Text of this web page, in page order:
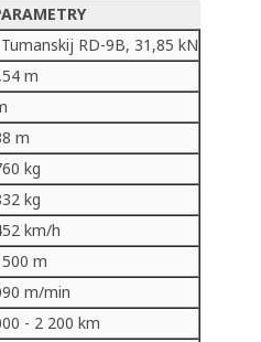
RD-9B, 31,85 kN
m
m
kg
kg
km/h
m
m/min
- 2 200 km